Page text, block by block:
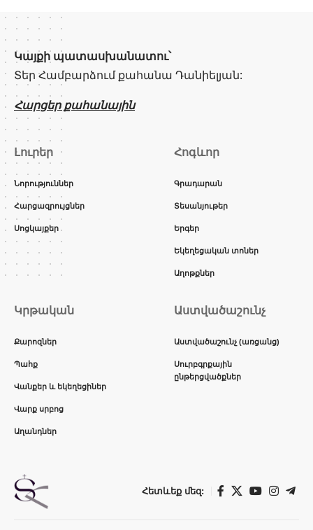
Կայքի պատասխանատու՝
Տեր Համբարձում քահանա Դանիելյան:
Հարցեր քահանային
Լուրեր
Նորություններ
Հարցազրույցներ
Սոցկայքեր
Հոգևոր
Գրադարան
Տեսանյութեր
Երգեր
Եկեղեցական տոներ
Աղոթքներ
Կրթական
Քարոզներ
Պահք
Վանքեր և եկեղեցիներ
Վարք սրբոց
Աղանդներ
Աստվածաշունչ
Աստվածաշունչ (առցանց)
Սուրբգրքային
ընթերցվածքներ
Հետևեք մեզ: